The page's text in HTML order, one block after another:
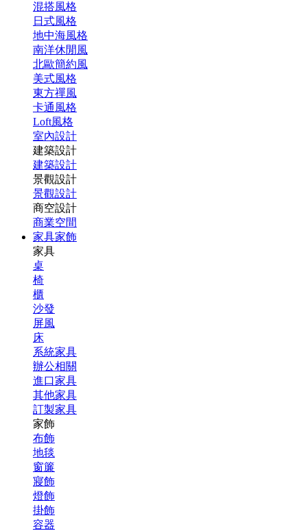
混搭風格
日式風格
地中海風格
南洋休閒風
北歐簡約風
美式風格
東方禪風
卡通風格
Loft風格
室內設計
建築設計
建築設計
景觀設計
景觀設計
商空設計
商業空間
家具家飾
家具
桌
椅
櫃
沙發
屏風
床
系統家具
辦公相關
進口家具
其他家具
訂製家具
家飾
布飾
地毯
窗簾
寢飾
燈飾
掛飾
容器